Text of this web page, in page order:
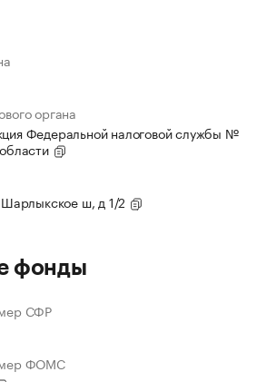
органа
Федеральной налоговой службы №
ш, д 1/2
фонды
СФР
ФОМС